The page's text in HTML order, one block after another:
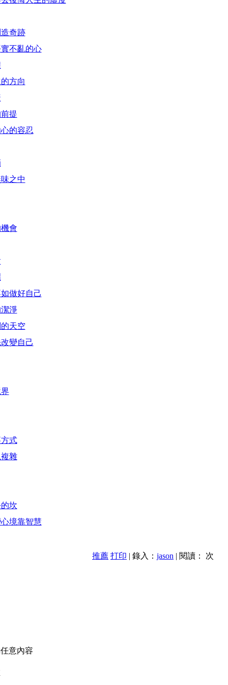
奇跡
不亂的心
方向
提
的容忍
之中
會
做好自己
淨
天空
變自己
式
雜
坎
境靠智慧
推薦 打印 | 錄入： jason | 閱讀：
次
意內容